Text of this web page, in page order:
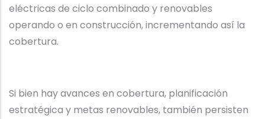
eléctricas de ciclo combinado y renovables
operando o en construcción, incrementando así la
cobertura.
Si bien hay avances en cobertura, planificación
estratégica y metas renovables, también persisten